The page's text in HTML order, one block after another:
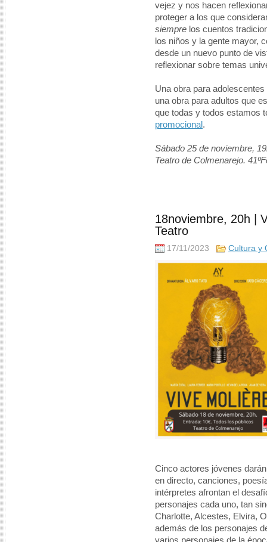
vejez y nos hacen
proteger a los que
siempre los cuentos
los niños y la gente mayor,
desde un nuevo punto de
reflexionar sobre temas
Una obra para
una obra para adultos que
que todas y todos estamos
promocional .
Sábado 25 de noviembre,
Teatro de Colmenarejo.
18noviembre, 20h |
Teatro
17/11/2023 Cultura y
Cinco actores jóvenes
en directo, canciones,
intérpretes afrontan el
personajes cada uno, tan
Charlotte, Alcestes, Elvira,
además de los personajes